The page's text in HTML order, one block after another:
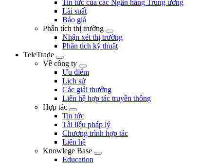
Tin tức của các Ngân hàng Trung ương
Lãi suất
Báo giá
Phân tích thị trường
Nhận xét thị trường
Phân tích kỹ thuật
TeleTrade
Về công ty
Ưu điểm
Lịch sử
Các giải thưởng
Liên hệ hợp tác truyền thông
Hợp tác
Tin tức
Tài liệu pháp lý
Chương trình hợp tác
Liên hệ
Knowlege Base
Education